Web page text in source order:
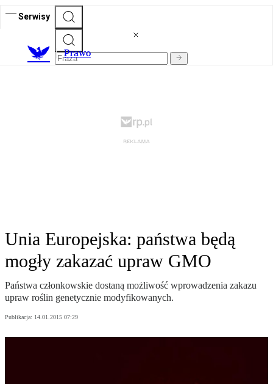
Serwisy
Prawo
Unia Europejska: państwa będą
mogły zakazać upraw GMO
Państwa członkowskie dostaną możliwość wprowadzenia zakazu
upraw roślin genetycznie modyfikowanych.
Publikacja: 14.01.2015 07:29